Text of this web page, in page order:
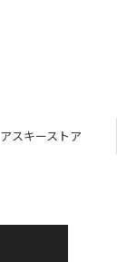
アスキーストア